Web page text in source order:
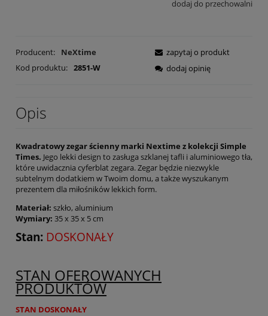
dodaj do przechowalni
Producent:
NeXtime
Kod produktu: 2851-W
zapytaj o produkt
dodaj opinię
Opis
Kwadratowy zegar ścienny marki Nextime z kolekcji Simple
Times. Jego lekki design to zasługa szklanej tafli i aluminiowego tła,
które uwidacznia cyferblat zegara. Zegar będzie niezwykle
subtelnym dodatkiem w Twoim domu, a także wyszukanym
prezentem dla miłośników lekkich form.
Materiał: szkło, aluminium
Wymiary: 35 x 35 x 5 cm
Stan: DOSKONAŁY
STAN OFEROWANYCH
PRODUKTÓW
STAN DOSKONAŁY